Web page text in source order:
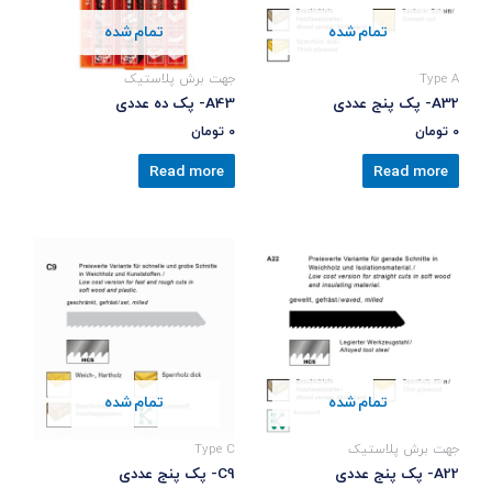
تمام شده
Type A
A32- پک پنج عددی
0 تومان
Read more
تمام شده
جهت برش پلاستیک
A43- پک ده عددی
0 تومان
Read more
تمام شده
جهت برش پلاستیک
A22- پک پنج عددی
تمام شده
Type C
C9- پک پنج عددی